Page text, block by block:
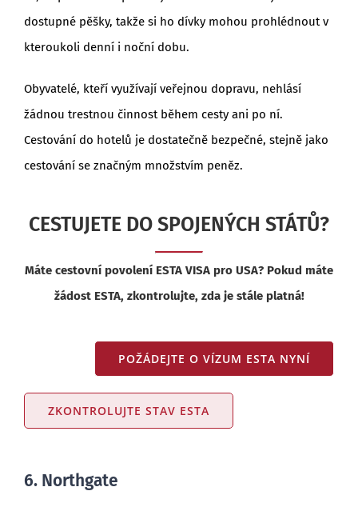
dostupné pěšky, takže si ho dívky mohou prohlédnout v
kteroukoli denní i noční dobu.
Obyvatelé, kteří využívají veřejnou dopravu, nehlásí
žádnou trestnou činnost během cesty ani po ní.
Cestování do hotelů je dostatečně bezpečné, stejně jako
cestování se značným množstvím peněz.
CESTUJETE DO SPOJENÝCH STÁTŮ?
Máte cestovní povolení ESTA VISA pro USA? Pokud máte
žádost ESTA, zkontrolujte, zda je stále platná!
POŽÁDEJTE O VÍZUM ESTA NYNÍ
ZKONTROLUJTE STAV ESTA
6. Northgate